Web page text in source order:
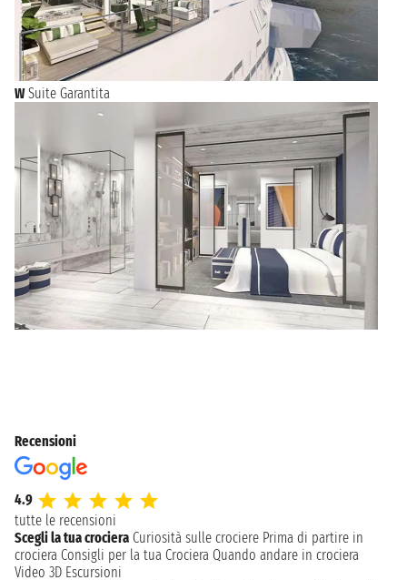
W Suite Garantita
Recensioni
4.9
tutte le recensioni
Scegli la tua crociera Curiosità sulle crociere Prima di partire in
crociera Consigli per la tua Crociera Quando andare in crociera
Video 3D Escursioni